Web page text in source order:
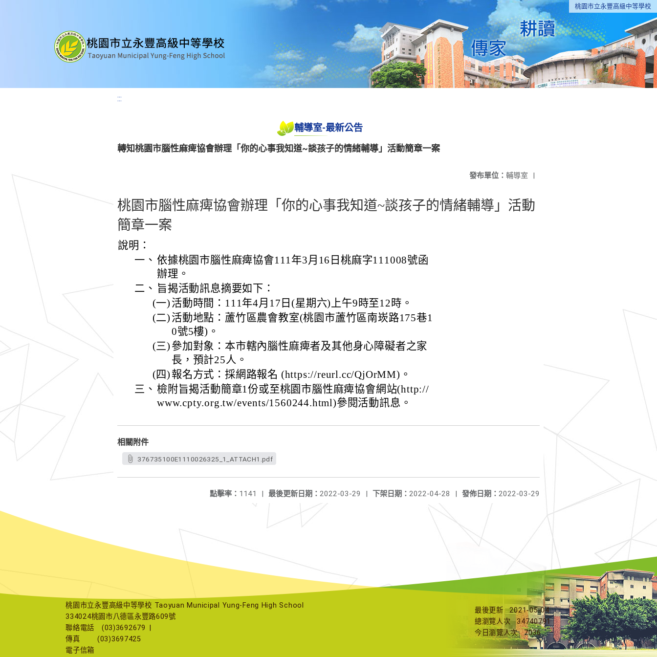
桃園市立永豐高級中等學校
:::
輔導室-最新公告
轉知桃園市腦性麻痺協會辦理「你的心事我知道~談孩子的情緒輔導」活動簡章一案
發布單位： 輔導室 |
桃園市腦性麻痺協會辦理「你的心事我知道~談孩子的情緒輔導」活動
簡章一案
說明：
一、 依據桃園市腦性麻痺協會111年3月16日桃麻字111008號函
辦理。
二、 旨揭活動訊息摘要如下：
(一) 活動時間：111年4月17日(星期六)上午9時至12時。
(二) 活動地點：蘆竹區農會教室(桃園市蘆竹區南崁路175巷1
0號5樓)。
(三) 參加對象：本市轄內腦性麻痺者及其他身心障礙者之家
長，預計25人。
(四) 報名方式：採網路報名 (https://reurl.cc/QjOrMM)。
三、 檢附旨揭活動簡章1份或至桃園市腦性麻痺協會網站(http://
www.cpty.org.tw/events/1560244.html)參閱活動訊息。
相關附件
376735100E1110026325_1_ATTACH1.pdf
發佈日期： 2022-03-29
下架日期： 2022-04-28 |
最後更新日期： 2022-03-29 |
點擊率： 1141 |
桃園市立永豐高級中等學校 Taoyuan Municipal Yung-Feng High School
334024桃園市八德區永豐路609號
聯絡電話
(03)3692679
傳真
(03)3697425
電子信箱
最後更新
2021-05-04
總瀏覽人次
34740791
今日瀏覽人次
7036